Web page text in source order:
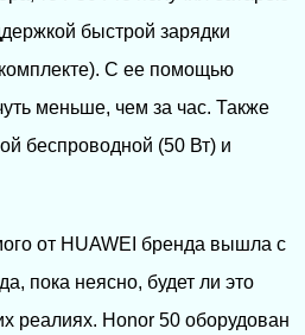
быстрой зарядки
С ее помощью
меньше, чем за час. Также
беспроводной (50 Вт) и
от HUAWEI бренда вышла с
пока неясно, будет ли это
реалиях. Honor 50 оборудован